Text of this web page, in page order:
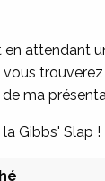
en attendant
ma
Gibbs' Slap !